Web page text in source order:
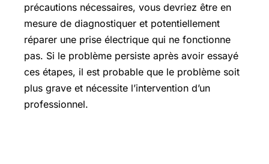
précautions nécessaires, vous devriez être en
mesure de diagnostiquer et potentiellement
réparer une prise électrique qui ne fonctionne
pas. Si le problème persiste après avoir essayé
ces étapes, il est probable que le problème soit
plus grave et nécessite l’intervention d’un
professionnel.